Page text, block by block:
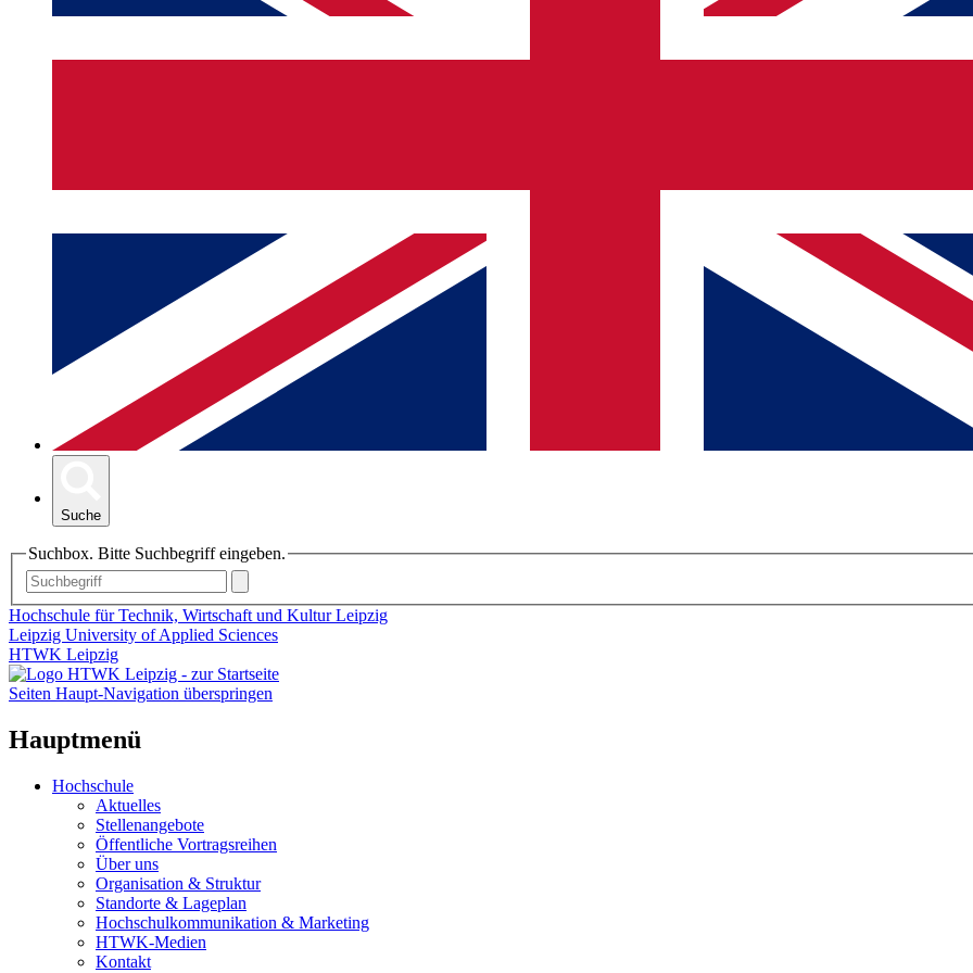
Suche
Suchbox. Bitte Suchbegriff eingeben.
Hochschule für Technik, Wirtschaft und Kultur Leipzig
Leipzig University of Applied Sciences
HTWK Leipzig
Seiten Haupt-Navigation überspringen
Hauptmenü
Hochschule
Aktuelles
Stellenangebote
Öffentliche Vortragsreihen
Über uns
Organisation & Struktur
Standorte & Lageplan
Hochschulkommunikation & Marketing
HTWK-Medien
Kontakt